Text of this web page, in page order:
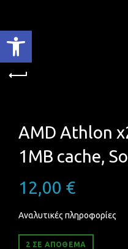
Ανοίξτε τη γραμμή εργαλείων
AMD Athlon
1MB cache,
12,00 €
Αναλυτικές πληροφορίες
2 ΣΕ ΑΠΌΘΕΜΑ